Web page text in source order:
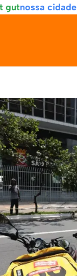
gutnossa cidade